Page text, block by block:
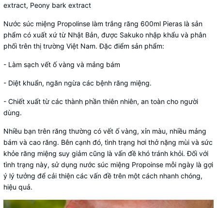
extract, Peony bark extract
Nước súc miệng Propolinse làm trắng răng 600ml Pieras là sản
phẩm có xuất xứ từ Nhật Bản, được Sakuko nhập khẩu và phân
phối trên thị trường Việt Nam. Đặc điểm sản phẩm:
- Làm sạch vết ố vàng và mảng bám
- Diệt khuẩn, ngăn ngừa các bệnh răng miệng.
- Chiết xuất từ các thành phần thiên nhiên, an toàn cho người
dùng.
Nhiều bạn trên răng thường có vết ố vàng, xỉn màu, nhiều mảng
bám và cao răng. Bên cạnh đó, tình trạng hơi thở nặng mùi và sức
khỏe răng miệng suy giảm cũng là vấn đề khó tránh khỏi. Đối với
tình trạng này, sử dụng nước súc miệng Propoinse mỗi ngày là gợi
ý lý tưởng để cải thiện các vấn đề trên một cách nhanh chóng,
hiệu quả.